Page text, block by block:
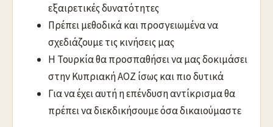
εξαιρετικές δυνατότητες
Πρέπει μεθοδικά και προσγειωμένα να
σχεδιάζουμε τις κινήσεις μας
Η Τουρκία θα προσπαθήσει να μας δοκιμάσει
στην Κυπριακή ΑΟΖ ίσως και πιο δυτικά
Για να έχει αυτή η επένδυση αντίκρισμα θα
πρέπει να διεκδικήσουμε όσα δικαιούμαστε